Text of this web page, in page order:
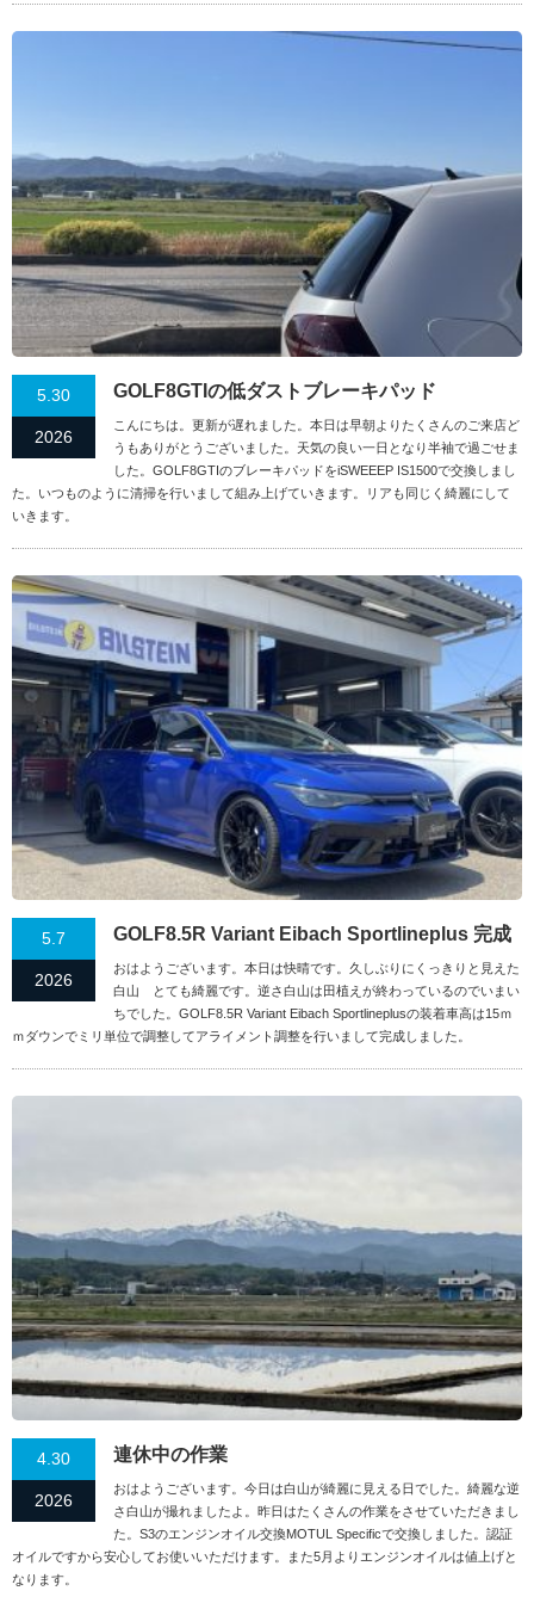
5.30
2026
GOLF8GTIの低ダストブレーキパッド
こんにちは。更新が遅れました。本日は早朝よりたくさんのご来店ど
うもありがとうございました。天気の良い一日となり半袖で過ごせま
した。GOLF8GTIのブレーキパッドをiSWEEEP IS1500で交換しまし
た。いつものように清掃を行いまして組み上げていきます。リアも同じく綺麗にして
いきます。
5.7
2026
GOLF8.5R Variant Eibach Sportlineplus 完成
おはようございます。本日は快晴です。久しぶりにくっきりと見えた
白山 とても綺麗です。逆さ白山は田植えが終わっているのでいまい
ちでした。GOLF8.5R Variant Eibach Sportlineplusの装着車高は15ｍ
ｍダウンでミリ単位で調整してアライメント調整を行いまして完成しました。
4.30
2026
連休中の作業
おはようございます。今日は白山が綺麗に見える日でした。綺麗な逆
さ白山が撮れましたよ。昨日はたくさんの作業をさせていただきまし
た。S3のエンジンオイル交換MOTUL Specificで交換しました。認証
オイルですから安心してお使いいただけます。また5月よりエンジンオイルは値上げと
なります。